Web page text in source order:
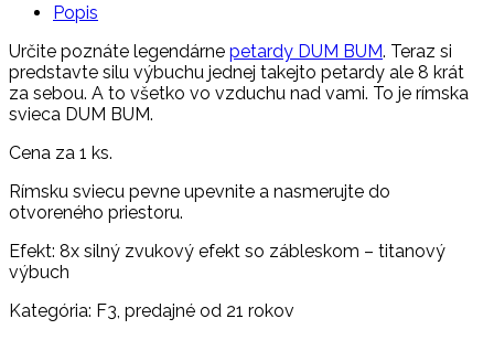
Popis
Určite poznáte legendárne petardy DUM BUM. Teraz si
predstavte silu výbuchu jednej takejto petardy ale 8 krát
za sebou. A to všetko vo vzduchu nad vami. To je rímska
svieca DUM BUM.
Cena za 1 ks.
Rímsku sviecu pevne upevnite a nasmerujte do
otvoreného priestoru.
Efekt: 8x silný zvukový efekt so zábleskom – titanový
výbuch
Kategória: F3, predajné od 21 rokov